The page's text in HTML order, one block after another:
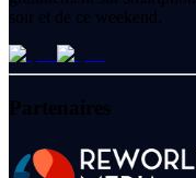
soir et de ce weekend.
Partenaires